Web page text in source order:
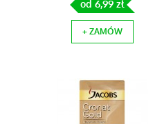
od 6,99 zł
+ ZAMÓW